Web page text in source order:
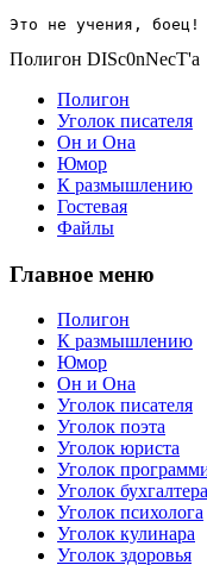
Это не учения, боец!
Полигон DISc0nNecT'a
Полигон
Уголок писателя
Он и Она
Юмор
К размышлению
Гостевая
Файлы
Главное меню
Полигон
К размышлению
Юмор
Он и Она
Уголок писателя
Уголок поэта
Уголок юриста
Уголок
Уголок бухгалтера
Уголок психолога
Уголок кулинара
Уголок здоровья